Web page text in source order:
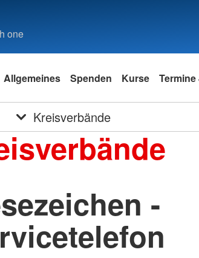
one
Allgemeines Spenden Kurse
Kreisverbände
-